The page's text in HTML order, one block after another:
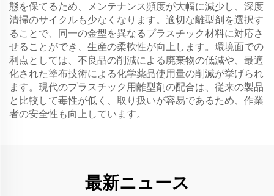
態を保てるため、メンテナンス頻度が大幅に減少し、深度
清掃のサイクルも少なくなります。適切な離型剤を選択す
ることで、同一の金型を異なるプラスチック材料に対応さ
せることができ、生産の柔軟性が向上します。環境面での
利点としては、不良品の削減による廃棄物の低減や、最適
化された塗布技術による化学薬品使用量の削減が挙げられ
ます。現代のプラスチック用離型剤の配合は、従来の製品
と比較して毒性が低く、取り扱いが容易であるため、作業
者の安全性も向上しています。
最新ニュース